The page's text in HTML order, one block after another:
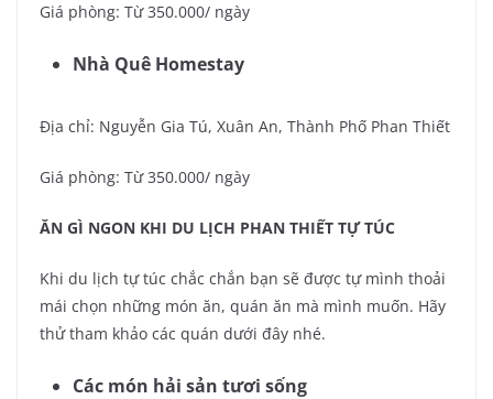
Giá phòng: Từ 350.000/ ngày
Nhà Quê Homestay
Địa chỉ: Nguyễn Gia Tú, Xuân An, Thành Phố Phan Thiết
Giá phòng: Từ 350.000/ ngày
ĂN GÌ NGON KHI DU LỊCH PHAN THIẾT TỰ TÚC
Khi du lịch tự túc chắc chắn bạn sẽ được tự mình thoải
mái chọn những món ăn, quán ăn mà mình muốn. Hãy
thử tham khảo các quán dưới đây nhé.
Các món hải sản tươi sống